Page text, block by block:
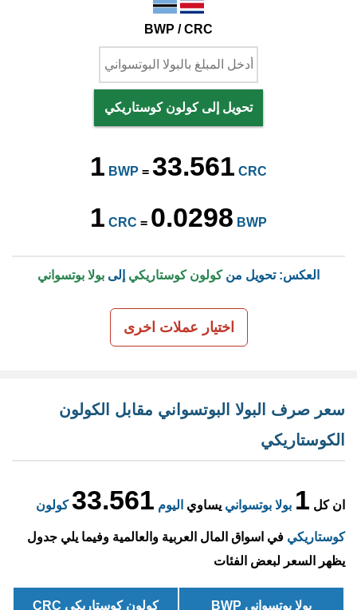
BWP / CRC
تحويل إلى كولون كوستاريكي
1 BWP = 33.561 CRC
1 CRC = 0.0298 BWP
العكس: تحويل منكولون كوستاريكي إلى بولا بوتسواني
اختيار عملات اخرى
سعر صرف البولا البوتسواني مقابل الكولون
الكوستاريكي
ان كل 1 بولا بوتسواني يساوي اليوم 33.561 كولون
كوستاريكي في اسواق المال العربية والعالمية وفيما يلي جدول
يظهر السعر لبعض الفئات
بولا بوتسواني BWP كولون كوستاريكي CRC